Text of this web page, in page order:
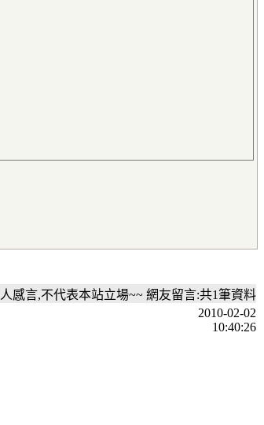
感言,不代表本站立場~~ 網友留言:共1筆資料
2010-02-02
10:40:26